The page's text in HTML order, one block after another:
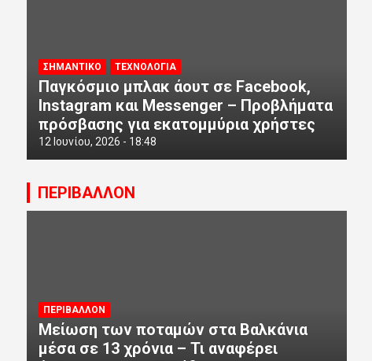
ΣΗΜΑΝΤΙΚΟ ΤΕΧΝΟΛΟΓΙΑ
Παγκόσμιο μπλακ άουτ σε Facebook,
Instagram και Messenger – Προβλήματα
πρόσβασης για εκατομμύρια χρήστες
12 Ιουνίου, 2026 - 18:48
ΠΕΡΙΒΑΛΛΟΝ
ΠΕΡΙΒΑΛΛΟΝ
Μείωση των ποταμών στα Βαλκάνια
μέσα σε 13 χρόνια – Τι αναφέρει